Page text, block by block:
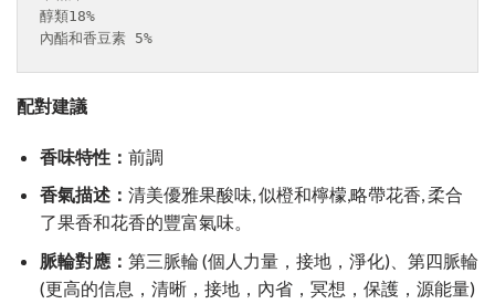
醇類18%
內酯和香豆素 5%
配對建議
香味特性： 前調
香氣描述： 清美優雅果酸味, 似橙和檸檬,略帶花香, 柔合
了果香和花香的豐富氣味。
脈輪對應： 第三脈輪 (個人力量，接地，淨化)、第四脈輪
(更高的信息，清晰，接地，內省，冥想，保護，源能量)